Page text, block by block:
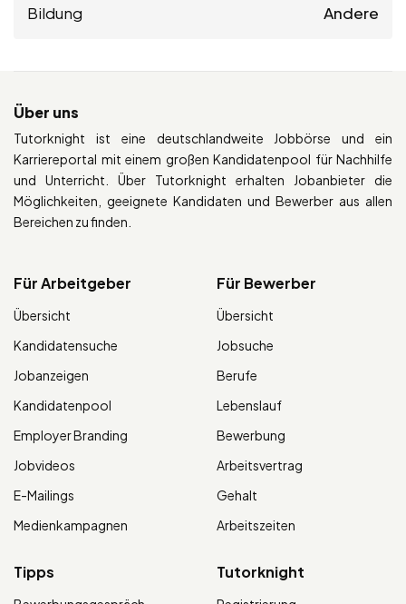
Bildung Andere
Über uns
Tutorknight ist eine deutschlandweite Jobbörse und ein
Karriereportal mit einem großen Kandidatenpool für Nachhilfe
und Unterricht. Über Tutorknight erhalten Jobanbieter die
Möglichkeiten, geeignete Kandidaten und Bewerber aus allen
Bereichen zu finden.
Für Arbeitgeber
Übersicht
Kandidatensuche
Jobanzeigen
Kandidatenpool
Employer Branding
Jobvideos
E-Mailings
Medienkampagnen
Für Bewerber
Übersicht
Jobsuche
Berufe
Lebenslauf
Bewerbung
Arbeitsvertrag
Gehalt
Arbeitszeiten
Tipps Tutorknight